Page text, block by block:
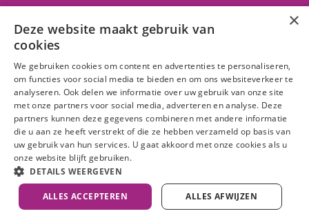
Check onze vacaturebank
Informatie
Privacy statement
Anti-discriminatiebeleid
Disclaimer
© Partner Group 2024
Volg ons op
×
Deze website maakt gebruik van
cookies
We gebruiken cookies om content en advertenties te personaliseren,
om functies voor social media te bieden en om ons websiteverkeer te
analyseren. Ook delen we informatie over uw gebruik van onze site
met onze partners voor social media, adverteren en analyse. Deze
partners kunnen deze gegevens combineren met andere informatie
die u aan ze heeft verstrekt of die ze hebben verzameld op basis van
uw gebruik van hun services. U gaat akkoord met onze cookies als u
onze website blijft gebruiken.
DETAILS WEERGEVEN
ALLES ACCEPTEREN ALLES AFWIJZEN